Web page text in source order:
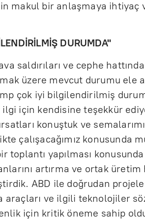
makul bir anlaşmaya
DURUMDA"
saldırıları ve cephe
üzere mevcut durumu ele
çok iyi bilgilendirilmiş
için kendisine teşekkür
konuştuk ve
çalışacağımız konusunda
toplantı yapılması konusunda
artırma ve ortak üretim
ABD ile doğrudan
araçları ve ilgili teknolojiler
için kritik öneme sahip